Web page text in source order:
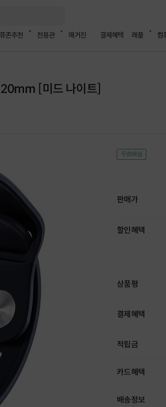
존추천 전용관 매거진 결제혜택 래플 컴
20mm [미드 나이트]
무료배송
판매가
할인혜택
상품평
결제혜택
적립금
카드혜택
배송정보